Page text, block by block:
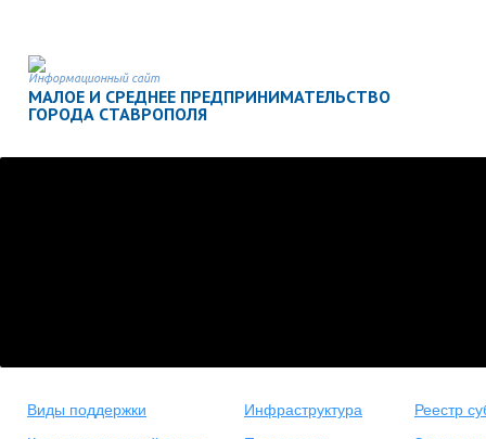
Информационный сайт
МАЛОЕ И СРЕДНЕЕ ПРЕДПРИНИМАТЕЛЬСТВО
ГОРОДА СТАВРОПОЛЯ
Виды поддержки Инфраструктура
Реестр